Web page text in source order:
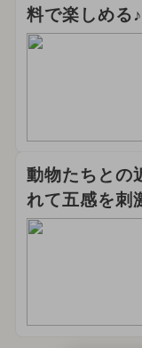
イルミネーシ
2024年3月の
2025年7月の
ご当地グル
2025年6月の
2026年4月の
料で楽しめる♪
動物たちとの
れて五感を刺